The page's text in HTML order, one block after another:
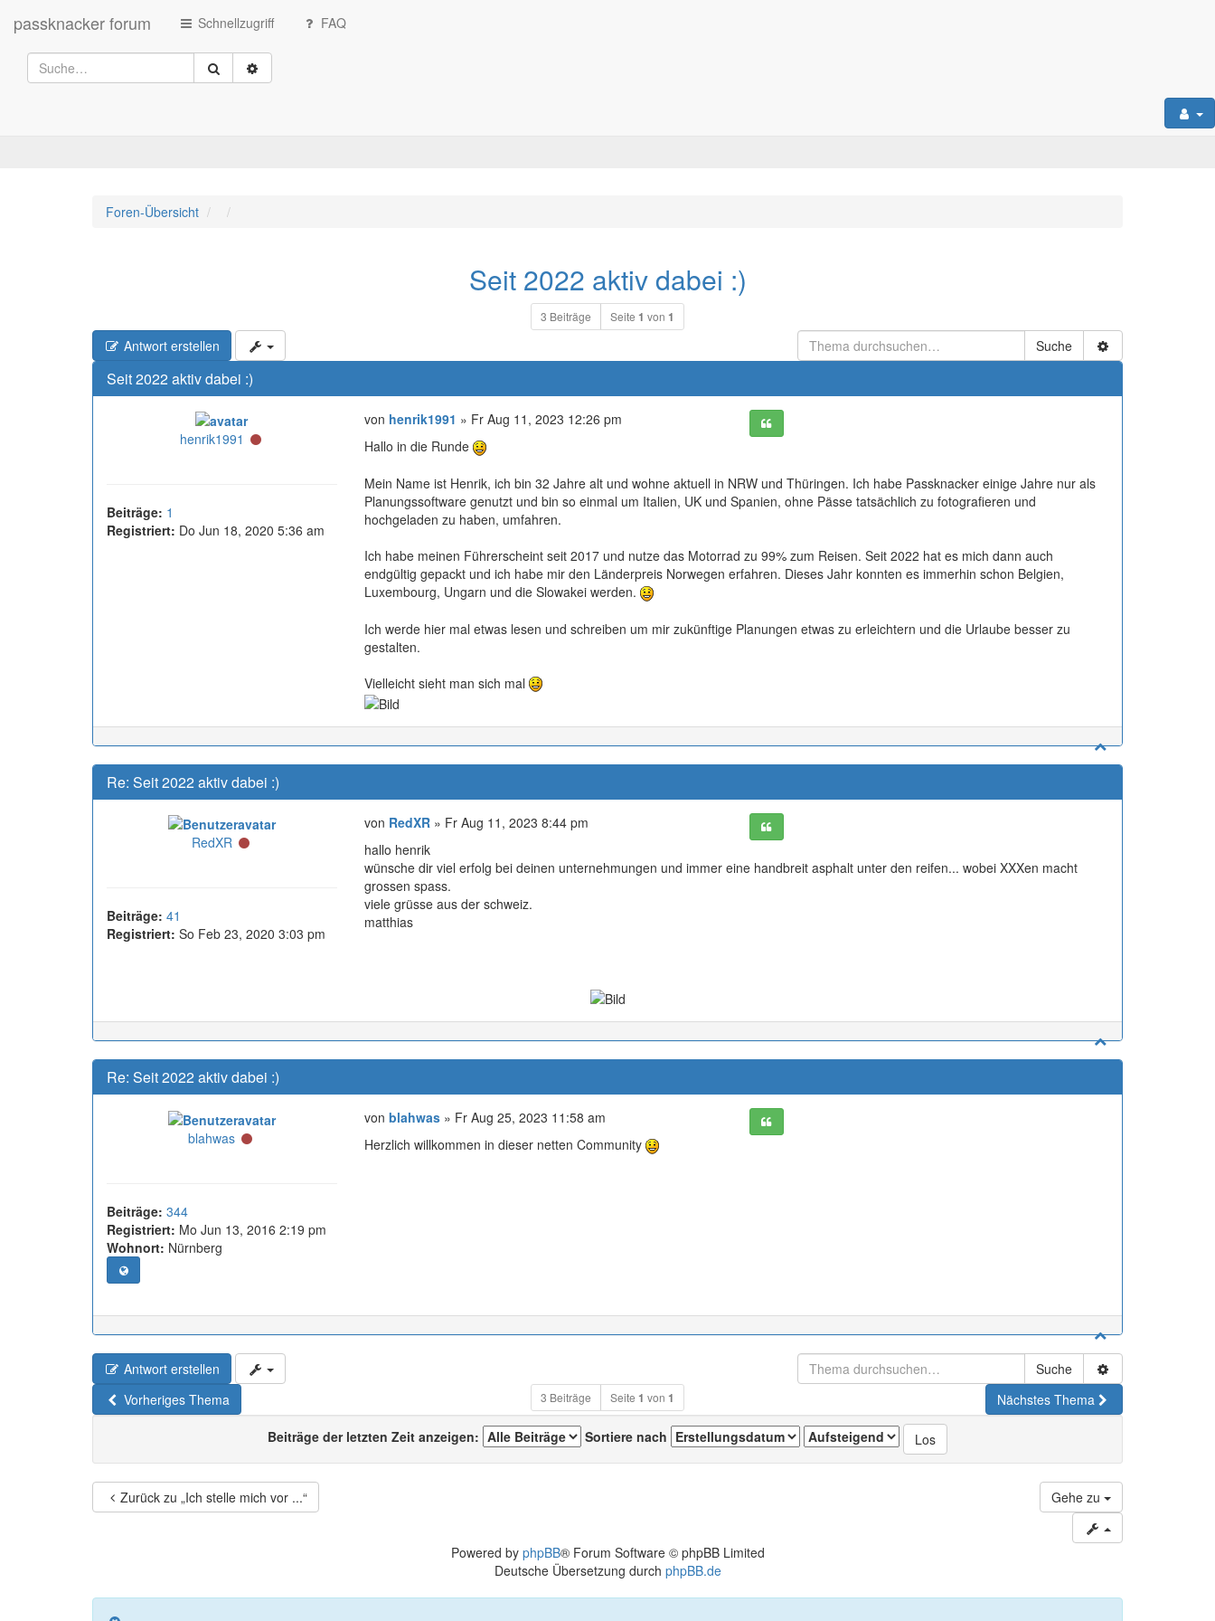
passknacker forum Schnellzugriff FAQ
Foren-Übersicht
Seit 2022 aktiv dabei :)
3 Beiträge Seite 1 von 1
Antwort erstellen Suche
Seit 2022 aktiv dabei :)
henrik1991
Beiträge: 1
Registriert: Do Jun 18, 2020 5:36 am
von henrik1991 » Fr Aug 11, 2023 12:26 pm
Hallo in die Runde
Mein Name ist Henrik, ich bin 32 Jahre alt und wohne aktuell in NRW und Thüringen. Ich habe Passknacker einige Jahre nur als
Planungssoftware genutzt und bin so einmal um Italien, UK und Spanien, ohne Pässe tatsächlich zu fotografieren und
hochgeladen zu haben, umfahren.
Ich habe meinen Führerscheint seit 2017 und nutze das Motorrad zu 99% zum Reisen. Seit 2022 hat es mich dann auch
endgültig gepackt und ich habe mir den Länderpreis Norwegen erfahren. Dieses Jahr konnten es immerhin schon Belgien,
Luxembourg, Ungarn und die Slowakei werden.
Ich werde hier mal etwas lesen und schreiben um mir zukünftige Planungen etwas zu erleichtern und die Urlaube besser zu
gestalten.
Vielleicht sieht man sich mal
Re: Seit 2022 aktiv dabei :)
RedXR
Beiträge: 41
Registriert: So Feb 23, 2020 3:03 pm
von RedXR» Fr Aug 11, 2023 8:44 pm
hallo henrik
wünsche dir viel erfolg bei deinen unternehmungen und immer eine handbreit asphalt unter den reifen... wobei XXXen macht
grossen spass.
viele grüsse aus der schweiz.
matthias
Re: Seit 2022 aktiv dabei :)
blahwas
Beiträge: 344
Registriert: Mo Jun 13, 2016 2:19 pm
Wohnort: Nürnberg
von blahwas» Fr Aug 25, 2023 11:58 am
Herzlich willkommen in dieser netten Community
Antwort erstellen
Suche
Vorheriges Thema
3 Beiträge Seite 1 von 1 Nächstes Thema
Beiträge der letzten Zeit anzeigen: Sortiere nach
Zurück zu „Ich stelle mich vor ...“ Gehe zu
Powered by phpBB® Forum Software © phpBB Limited
Deutsche Übersetzung durch phpBB.de